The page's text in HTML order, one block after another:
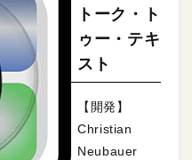
トーク・ト
ゥー・テキ
スト
【開発】
Christian
Neubauer